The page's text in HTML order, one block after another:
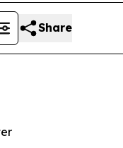
Share